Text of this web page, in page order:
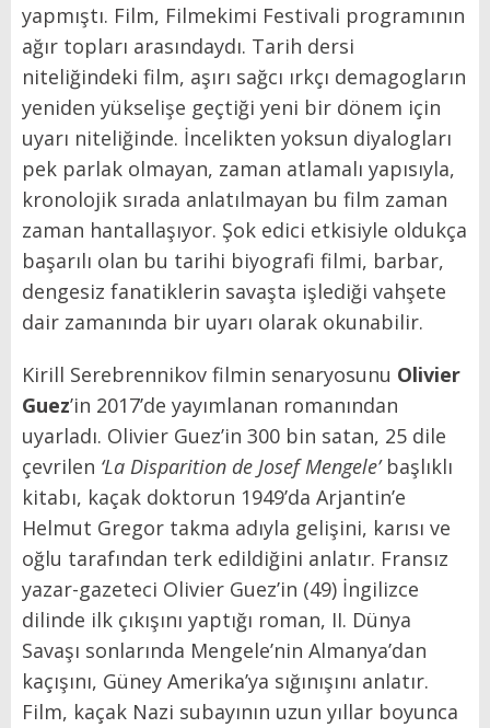
yapmıştı. Film, Filmekimi Festivali programının
ağır topları arasındaydı. Tarih dersi
niteliğindeki film, aşırı sağcı ırkçı demagogların
yeniden yükselişe geçtiği yeni bir dönem için
uyarı niteliğinde. İncelikten yoksun diyalogları
pek parlak olmayan, zaman atlamalı yapısıyla,
kronolojik sırada anlatılmayan bu film zaman
zaman hantallaşıyor. Şok edici etkisiyle oldukça
başarılı olan bu tarihi biyografi filmi, barbar,
dengesiz fanatiklerin savaşta işlediği vahşete
dair zamanında bir uyarı olarak okunabilir.
Kirill Serebrennikov filmin senaryosunu Olivier
Guez’in 2017’de yayımlanan romanından
uyarladı. Olivier Guez’in 300 bin satan, 25 dile
çevrilen ‘La Disparition de Josef Mengele’başlıklı
kitabı, kaçak doktorun 1949’da Arjantin’e
Helmut Gregor takma adıyla gelişini, karısı ve
oğlu tarafından terk edildiğini anlatır. Fransız
yazar-gazeteci Olivier Guez’in (49) İngilizce
dilinde ilk çıkışını yaptığı roman, II. Dünya
Savaşı sonlarında Mengele’nin Almanya’dan
kaçışını, Güney Amerika’ya sığınışını anlatır.
Film, kaçak Nazi subayının uzun yıllar boyunca